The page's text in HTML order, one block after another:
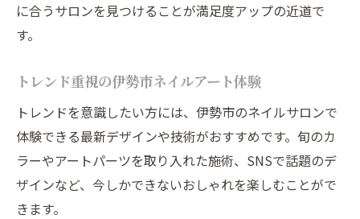
に合うサロンを見つけることが満足度アップの近道で
す。
トレンド重視の伊勢市ネイルアート体験
トレンドを意識したい方には、伊勢市のネイルサロンで
体験できる最新デザインや技術がおすすめです。旬のカ
ラーやアートパーツを取り入れた施術、SNSで話題のデ
ザインなど、今しかできないおしゃれを楽しむことがで
きます。